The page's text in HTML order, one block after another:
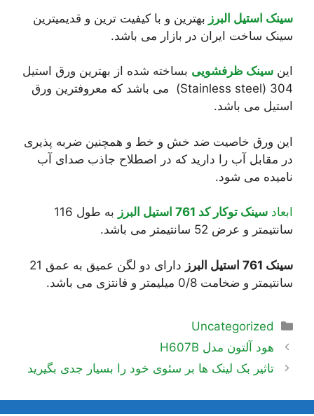
سینک استیل البرز بهترین و با کیفیت ترین و قدیمیترین
سینک ساخت ایران در بازار می باشد.
این سینک ظرفشویی بساخته شده از بهترین ورق استیل
304 (Stainless steel) می باشد که معروفترین ورق
استیل می باشد.
این ورق خاصیت ضد خش و خط و همچنین ضربه پذیری
در مقابل آب را دارید که در اصطلاح جاذب صدای آب
نامیده می شود.
ابعاد سینک توکار کد 761 استیل البرز
به طول 116
سانتیمتر و عرض 52 سانتیمتر می باشد.
سینک 761 استیل البرز
دارای دو لگن عمیق به عمق 21
سانتیمتر و ضخامت 0/8 میلیمتر و فانتزی می باشد.
دسته‌ها
Uncategorized
ناوبری
نوشته‌ها
هود آلتون مدل H607B
تاثیر بک لینک ها بر سئوی خود را بسیار جدی بگیرید